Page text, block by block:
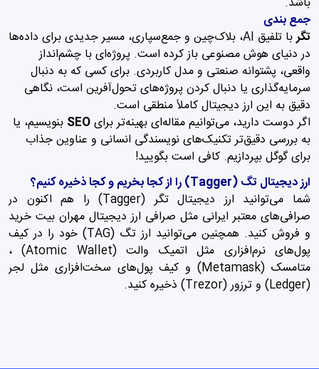
جمع بندی
تگر
با تلفیق AI، بلاک‌چین و جمع‌سپاری، مسیر جدیدی برای داده‌ها
در دنیای هوش مصنوعی باز کرده است. پروژه‌ای با چشم‌انداز
واقعی، پشتوانه صنعتی و مدل کاربردی. برای کسی که به دنبال
سرمایه‌گذاری یا دنبال کردن پروژه‌های تحول‌آفرین است، نگاهی
دقیق به این ارز دیجیتال کاملاً منطقی است.
اگر دوست دارید، می‌توانیم مقاله‌ای بهینه‌تر برایSEO بنویسیم، یا
به بررسی دقیق‌تر تکنیک‌های نویسندگی انسانی و عناوین جذاب
برای گوگل بپردازیم. کافی است بگویید!
ارز دیجیتال تگ(Tagger)
را از کجا بخریم و کجا ذخیره کنیم؟
شما می‌توانید ارز دیجیتال تگر (Tagger) را هم اکنون در
صرافی‌های معتبر ایرانی مثل صرافی ارز دیجیتال مهران بیت خرید
و فروش کنید. همچنین می‌توانید ارز تگ (TAG) خود را در کیف
پول‌های نرم‌افزاری مثل اتمیک والت (Atomic Wallet) ،
متامسک (Metamask)
و کیف پول‌های سخت‌افزاری مثل لجر
(Ledger) و ترزور (Trezor) ذخیره کنید.